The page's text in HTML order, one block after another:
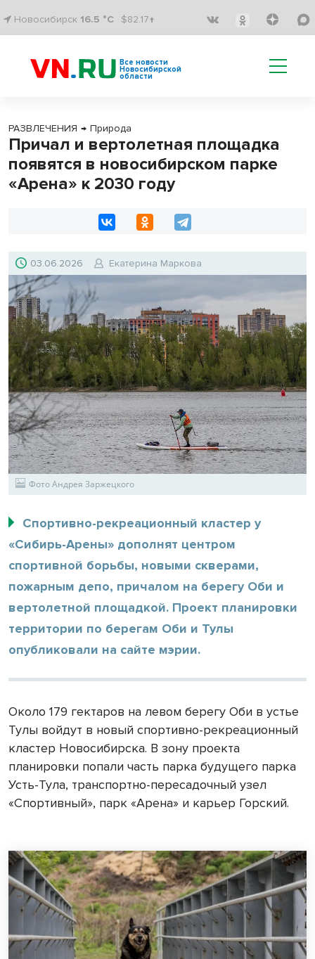
Новосибирск 16.5 °C $82.17↑
Все новости
Новосибирской
области
РАЗВЛЕЧЕНИЯ → Природа
Причал и вертолетная площадка
появятся в новосибирском парке
«Арена» к 2030 году
03.06.2026 Екатерина Маркова
Фото Андрея Заржецкого
Спортивно-рекреационный кластер у
«Сибирь-Арены» дополнят центром
спортивной борьбы, новыми скверами,
пожарным депо, причалом на берегу Оби и
вертолетной площадкой. Проект планировки
территории по берегам Оби и Тулы
опубликовали на сайте мэрии.
Около 179 гектаров на левом берегу Оби в устье
Тулы войдут в новый спортивно-рекреационный
кластер Новосибирска. В зону проекта
планировки попали часть парка будущего парка
Усть-Тула, транспортно-пересадочный узел
«Спортивный», парк «Арена» и карьер Горский.